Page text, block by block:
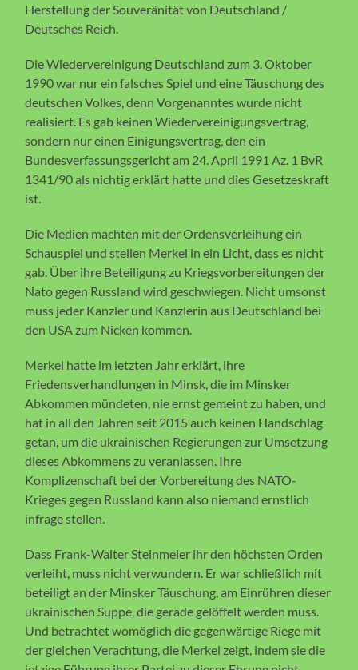
Herstellung der Souveränität von Deutschland /
Deutsches Reich.
Die Wiedervereinigung Deutschland zum 3. Oktober
1990 war nur ein falsches Spiel und eine Täuschung des
deutschen Volkes, denn Vorgenanntes wurde nicht
realisiert. Es gab keinen Wiedervereinigungsvertrag,
sondern nur einen Einigungsvertrag, den ein
Bundesverfassungsgericht am 24. April 1991 Az. 1 BvR
1341/90 als nichtig erklärt hatte und dies Gesetzeskraft
ist.
Die Medien machten mit der Ordensverleihung ein
Schauspiel und stellen Merkel in ein Licht, dass es nicht
gab. Über ihre Beteiligung zu Kriegsvorbereitungen der
Nato gegen Russland wird geschwiegen. Nicht umsonst
muss jeder Kanzler und Kanzlerin aus Deutschland bei
den USA zum Nicken kommen.
Merkel hatte im letzten Jahr erklärt, ihre
Friedensverhandlungen in Minsk, die im Minsker
Abkommen mündeten, nie ernst gemeint zu haben, und
hat in all den Jahren seit 2015 auch keinen Handschlag
getan, um die ukrainischen Regierungen zur Umsetzung
dieses Abkommens zu veranlassen. Ihre
Komplizenschaft bei der Vorbereitung des NATO-
Krieges gegen Russland kann also niemand ernstlich
infrage stellen.
Dass Frank-Walter Steinmeier ihr den höchsten Orden
verleiht, muss nicht verwundern. Er war schließlich mit
beteiligt an der Minsker Täuschung, am Einrühren dieser
ukrainischen Suppe, die gerade gelöffelt werden muss.
Und betrachtet womöglich die gegenwärtige Riege mit
der gleichen Verachtung, die Merkel zeigt, indem sie die